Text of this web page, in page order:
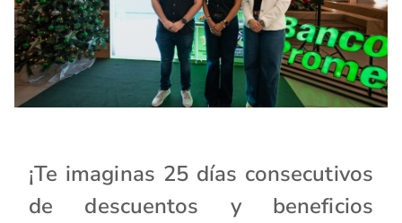
¡Te imaginas 25 días consecutivos
de descuentos y beneficios